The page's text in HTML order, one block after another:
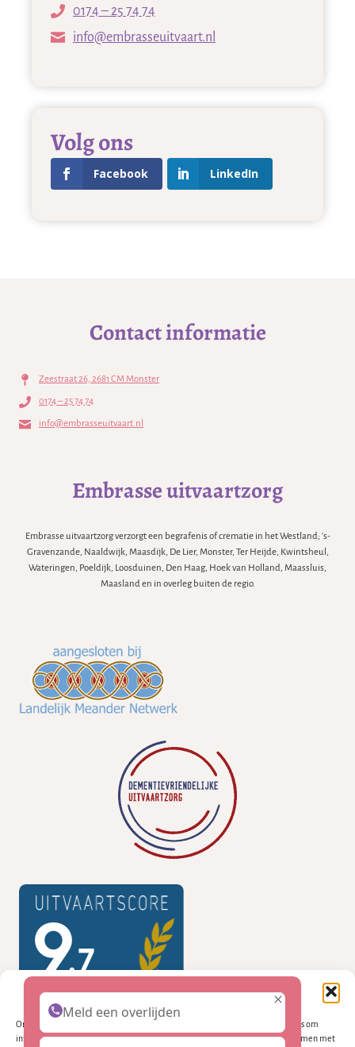
Beheer cookie toestemming
Om de beste ervaringen te bieden, gebruiken wij technologieën zoals cookies om
informatie over je apparaat op te slaan en/of te raadplegen. Door in te stemmen met
0174 – 25 74 74
info@embrasseuitvaart.nl
Volg ons
Facebook LinkedIn
Contact informatie
Zeestraat 26, 2681 CM Monster
0174 – 25 74 74
info@embrasseuitvaart.nl
Embrasse uitvaartzorg
Embrasse uitvaartzorg verzorgt een begrafenis of crematie in het Westland; 's-
Gravenzande, Naaldwijk, Maasdijk, De Lier, Monster, Ter Heijde, Kwintsheul,
Wateringen, Poeldijk, Loosduinen, Den Haag, Hoek van Holland, Maassluis,
Maasland en in overleg buiten de regio.
Meld een overlijden